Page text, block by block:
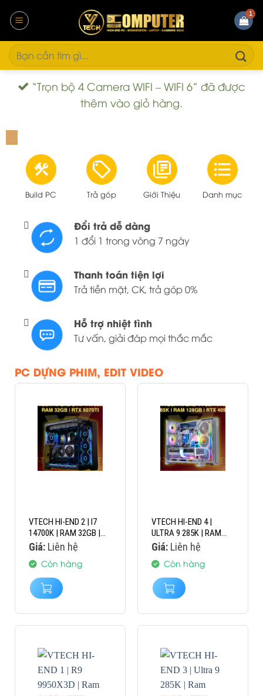
qua
dung
Tìm
kiếm:
“Trọn bộ 4 Camera WIFI – WIFI 6” đã được
thêm vào giỏ hàng.
Build PC Trả góp Giới Thiệu Danh mục
Đổi trả dễ dàng
1 đổi 1 trong vòng 7 ngày
Thanh toán tiện lợi
Trả tiền mặt, CK, trả góp 0%
Hỗ trợ nhiệt tình
Tư vấn, giải đáp mọi thắc mắc
PC DỰNG PHIM, EDIT VIDEO
VTECH HI-END 2 | I7
14700K | RAM 32GB |
RTX 5070TI
Giá:Liên hệ
Còn hàng
VTECH HI-END 4 |
ULTRA 9 285K | RAM
128GB | RTX 4090
Giá:Liên hệ
Còn hàng